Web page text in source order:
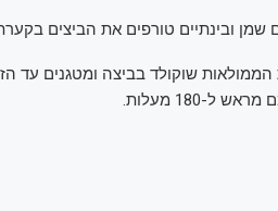
ובינתיים טורפים את הביצים
שוקולד בביצה ומטגנים עד